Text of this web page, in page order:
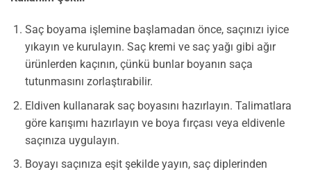
Saç boyama işlemine başlamadan önce, saçınızı iyice
yıkayın ve kurulayın. Saç kremi ve saç yağı gibi ağır
ürünlerden kaçının, çünkü bunlar boyanın saça
tutunmasını zorlaştırabilir.
Eldiven kullanarak saç boyasını hazırlayın. Talimatlara
göre karışımı hazırlayın ve boya fırçası veya eldivenle
saçınıza uygulayın.
Boyayı saçınıza eşit şekilde yayın, saç diplerinden